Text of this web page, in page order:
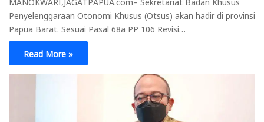
Penyelenggaraan Otonomi Khusus (Otsus) akan hadir di provinsi
Papua Barat. Sesuai Pasal 68a PP 106 Revisi…
Read More »